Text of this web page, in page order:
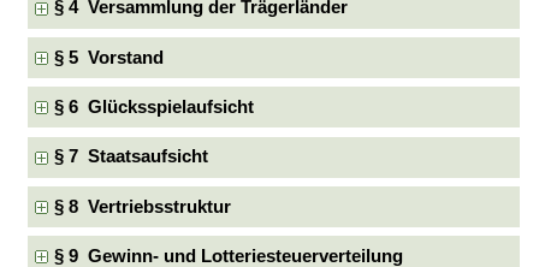
§ 4 Versammlung der Trägerländer
§ 5 Vorstand
§ 6 Glücksspielaufsicht
§ 7 Staatsaufsicht
§ 8 Vertriebsstruktur
§ 9 Gewinn- und Lotteriesteuerverteilung